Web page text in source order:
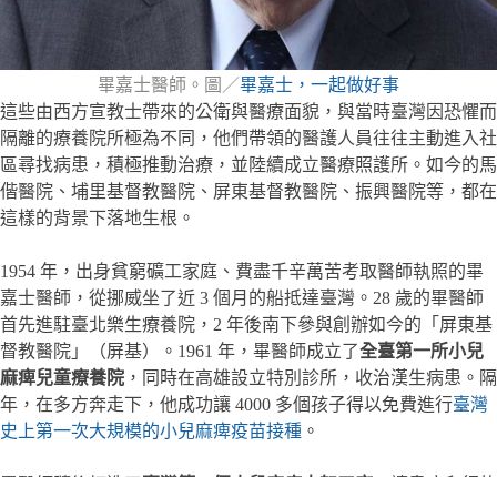
畢嘉士醫師。圖／畢嘉士，一起做好事
這些由西方宣教士帶來的公衛與醫療面貌，與當時臺灣因恐懼而
隔離的療養院所極為不同，他們帶領的醫護人員往往主動進入社
區尋找病患，積極推動治療，並陸續成立醫療照護所。如今的馬
偕醫院、埔里基督教醫院、屏東基督教醫院、振興醫院等，都在
這樣的背景下落地生根。
1954 年，出身貧窮礦工家庭、費盡千辛萬苦考取醫師執照的畢
嘉士醫師，從挪威坐了近 3 個月的船抵達臺灣。28 歲的畢醫師
首先進駐臺北樂生療養院，2 年後南下參與創辦如今的「屏東基
督教醫院」（屏基）。1961 年，畢醫師成立了全臺第一所小兒
麻痺兒童療養院 ，同時在高雄設立特別診所，收治漢生病患。隔
年，在多方奔走下，他成功讓 4000 多個孩子得以免費進行臺灣
史上第一次大規模的小兒麻痺疫苗接種 。